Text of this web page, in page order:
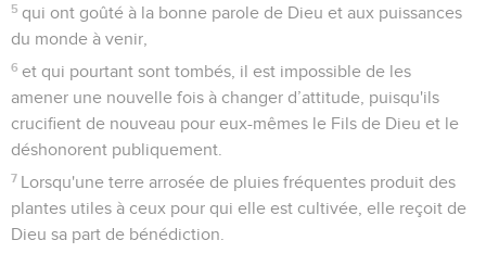
5 qui ont goûté à la bonne parole de Dieu et aux puissances
du monde à venir,
6 et qui pourtant sont tombés, il est impossible de les
amener une nouvelle fois à changer d’attitude, puisqu'ils
crucifient de nouveau pour eux-mêmes le Fils de Dieu et le
déshonorent publiquement.
7 Lorsqu'une terre arrosée de pluies fréquentes produit des
plantes utiles à ceux pour qui elle est cultivée, elle reçoit de
Dieu sa part de bénédiction.